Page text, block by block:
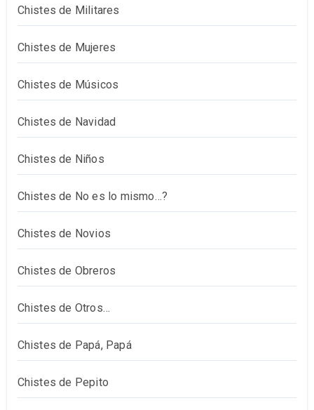
Chistes de Militares
Chistes de Mujeres
Chistes de Músicos
Chistes de Navidad
Chistes de Niños
Chistes de No es lo mismo…?
Chistes de Novios
Chistes de Obreros
Chistes de Otros…
Chistes de Papá, Papá
Chistes de Pepito